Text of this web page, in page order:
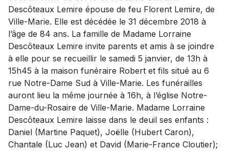
Descôteaux Lemire épouse de feu Florent Lemire, de
Ville-Marie. Elle est décédée le 31 décembre 2018 à
l’âge de 84 ans. La famille de Madame Lorraine
Descôteaux Lemire invite parents et amis à se joindre
à elle pour se recueillir le samedi 5 janvier, de 13h à
15h45 à la maison funéraire Robert et fils situé au 6
rue Notre-Dame Sud à Ville-Marie. Les funérailles
auront lieu la même journée à 16h, à l’église Notre-
Dame-du-Rosaire de Ville-Marie. Madame Lorraine
Descôteaux Lemire laisse dans le deuil ses enfants :
Daniel (Martine Paquet), Joëlle (Hubert Caron),
Chantale (Luc Jean) et David (Marie-France Cloutier);